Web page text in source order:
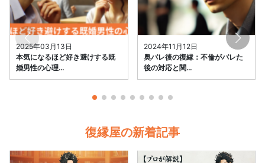
2025年03月13日
本気になるほど好き避けする既
婚男性の心理…
2024年11月12日
奥バレ後の復縁：不倫がバレた
後の対応と関…
復縁屋の新着記事